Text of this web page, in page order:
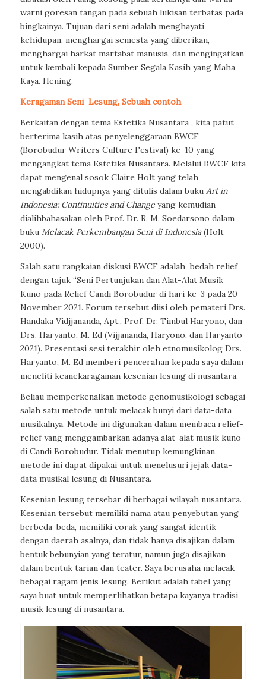
warni goresan tangan pada sebuah lukisan terbatas pada
bingkainya. Tujuan dari seni adalah menghayati
kehidupan, menghargai semesta yang diberikan,
menghargai harkat martabat manusia, dan mengingatkan
untuk kembali kepada Sumber Segala Kasih yang Maha
Kaya. Hening.
Keragaman Seni Lesung, Sebuah contoh
Berkaitan dengan tema Estetika Nusantara , kita patut
berterima kasih atas penyelenggaraan BWCF
(Borobudur Writers Culture Festival) ke-10 yang
mengangkat tema Estetika Nusantara. Melalui BWCF kita
dapat mengenal sosok Claire Holt yang telah
mengabdikan hidupnya yang ditulis dalam buku Art in
Indonesia: Continuities and Change yang kemudian
dialihbahasakan oleh Prof. Dr. R. M. Soedarsono dalam
buku Melacak Perkembangan Seni di Indonesia(Holt
2000).
Salah satu rangkaian diskusi BWCF adalah bedah relief
dengan tajuk “Seni Pertunjukan dan Alat-Alat Musik
Kuno pada Relief Candi Borobudur di hari ke-3 pada 20
November 2021. Forum tersebut diisi oleh pemateri Drs.
Handaka Vidjjananda, Apt., Prof. Dr. Timbul Haryono, dan
Drs. Haryanto, M. Ed (Vijjananda, Haryono, dan Haryanto
2021). Presentasi sesi terakhir oleh etnomusikolog Drs.
Haryanto, M. Ed memberi pencerahan kepada saya dalam
meneliti keanekaragaman kesenian lesung di nusantara.
Beliau memperkenalkan metode genomusikologi sebagai
salah satu metode untuk melacak bunyi dari data-data
musikalnya. Metode ini digunakan dalam membaca relief-
relief yang menggambarkan adanya alat-alat musik kuno
di Candi Borobudur. Tidak menutup kemungkinan,
metode ini dapat dipakai untuk menelusuri jejak data-
data musikal lesung di Nusantara.
Kesenian lesung tersebar di berbagai wilayah nusantara.
Kesenian tersebut memiliki nama atau penyebutan yang
berbeda-beda, memiliki corak yang sangat identik
dengan daerah asalnya, dan tidak hanya disajikan dalam
bentuk bebunyian yang teratur, namun juga disajikan
dalam bentuk tarian dan teater. Saya berusaha melacak
bebagai ragam jenis lesung. Berikut adalah tabel yang
saya buat untuk memperlihatkan betapa kayanya tradisi
musik lesung di nusantara.